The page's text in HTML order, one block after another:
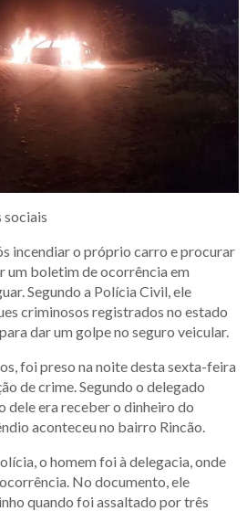
sociais
incendiar o próprio carro e procurar
um boletim de ocorrência em
Segundo a Polícia Civil, ele
criminosos registrados no estado
dar um golpe no seguro veicular.
foi preso na noite desta sexta-feira
de crime. Segundo o delegado
dele era receber o dinheiro do
aconteceu no bairro Rincão.
o homem foi à delegacia, onde
No documento, ele
quando foi assaltado por três